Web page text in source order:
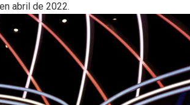
abril de 2022.